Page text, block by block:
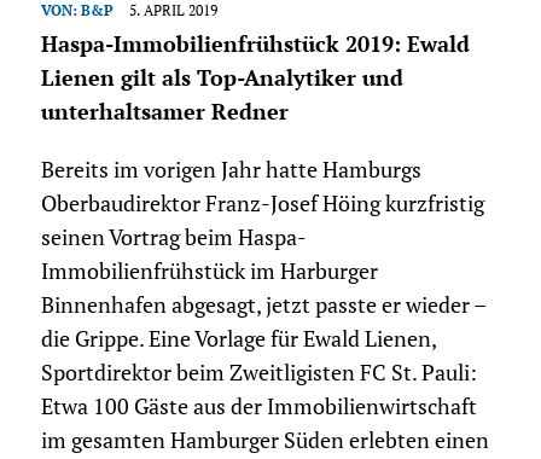
VON: B&P 5. APRIL 2019
Haspa-Immobilienfrühstück 2019: Ewald
Lienen gilt als Top-Analytiker und
unterhaltsamer Redner
Bereits im vorigen Jahr hatte Hamburgs
Oberbaudirektor Franz-Josef Höing kurzfristig
seinen Vortrag beim Haspa-
Immobilienfrühstück im Harburger
Binnenhafen abgesagt, jetzt passte er wieder –
die Grippe. Eine Vorlage für Ewald Lienen,
Sportdirektor beim Zweitligisten FC St. Pauli:
Etwa 100 Gäste aus der Immobilienwirtschaft
im gesamten Hamburger Süden erlebten einen